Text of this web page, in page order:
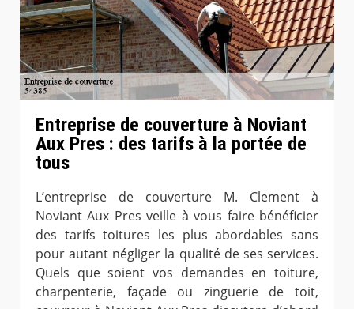
Entreprise de couverture à Noviant
Aux Pres : des tarifs à la portée de
tous
L’entreprise de couverture M. Clement à
Noviant Aux Pres veille à vous faire bénéficier
des tarifs toitures les plus abordables sans
pour autant négliger la qualité de ses services.
Quels que soient vos demandes en toiture,
charpenterie, façade ou zinguerie de toit,